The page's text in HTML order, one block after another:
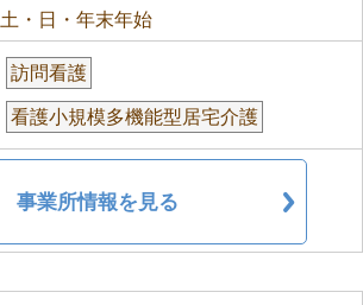
土・日・年末年始
訪問看護
看護小規模多機能型居宅介護
事業所情報を見る